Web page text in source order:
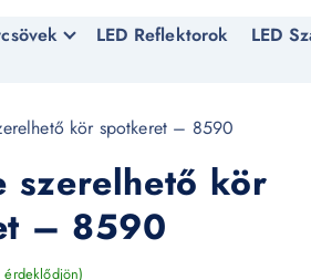
LED Reflektorok LED
kör spotkeret – 8590
szerelhető kör
– 8590
érdeklődjön)